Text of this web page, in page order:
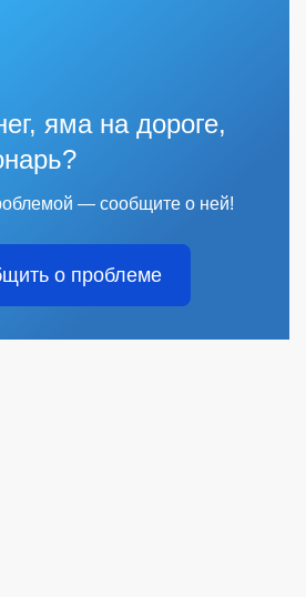
яма на дороге,
— сообщите о ней!
о проблеме